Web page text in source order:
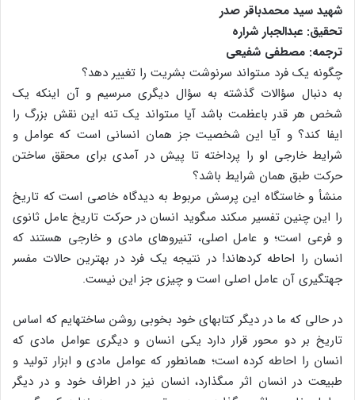
شهید سید محمدباقر صدر
تحقیق: عبدالجبار شراره
ترجمه: مصطفى شفیعى
چگونه یک فرد مى‏تواند سرنوشت بشریت را تغییر دهد؟
به دنبال سؤالات گذشته به سؤال دیگرى مى‏رسیم و آن اینکه یک
شخص هر قدر باعظمت باشد آیا مى‏تواند یک تنه این نقش بزرگ را
ایفا کند؟ و آیا این شخصیت جز همان انسانى است که عوامل و
شرایط خارجى او را پرداخته تا پیش در آمدى براى محقق ساختن
حرکت طبق همان شرایط باشد؟
منشأ و خاستگاه این پرسش مربوط به دیدگاه خاصى است که تاریخ
را این چنین تفسیر مى‏کند مى‏گوید انسان در حرکت تاریخ عامل ثانوى
و فرعى است؛ و عامل اصلى، تنیروهاى مادى و خارجى هستند که
انسان را احاطه کرده‏اند! در نتیجه یک فرد در بهترین حالات مفسر
جهت‏گیرى آن عامل اصلى است و چیزى جز این نیست.
در حالى که ما در دیگر کتابهاى خود بخوبى روشن ساخته‏ایم که اساس
تاریخ بر دو محور قرار دارد یکى انسان و دیگرى عوامل مادى که
انسان را احاطه کرده است؛ همانطور که عوامل مادى و ابزار تولید و
طبیعت در انسان اثر مى‏گذارد، انسان نیز در اطراف خود و در دیگر